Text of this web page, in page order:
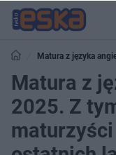
Matura z języka
problem w ostatnich
Matura z
2025. Z